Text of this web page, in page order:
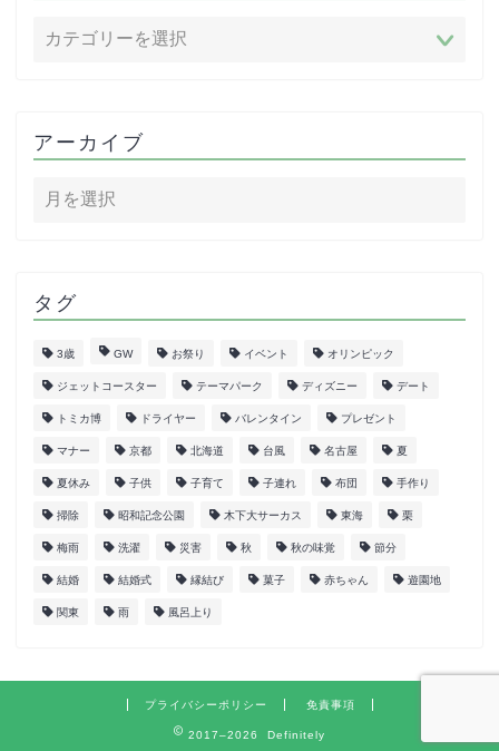
アーカイブ
タグ
3歳 GW お祭り イベント オリンピック
ジェットコースター テーマパーク ディズニー デート
トミカ博 ドライヤー バレンタイン プレゼント
マナー 京都 北海道 台風 名古屋 夏
夏休み 子供 子育て 子連れ 布団 手作り
掃除 昭和記念公園 木下大サーカス 東海 栗
梅雨 洗濯 災害 秋 秋の味覚 節分
結婚 結婚式 縁結び 菓子 赤ちゃん 遊園地
関東 雨 風呂上り
プライバシーポリシー 免責事項
2017–2026 Definitely